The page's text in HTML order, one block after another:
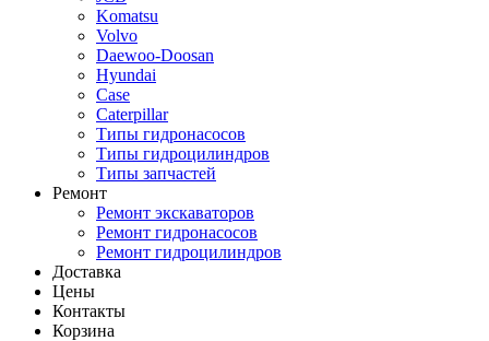
Komatsu
Volvo
Daewoo-Doosan
Hyundai
Case
Caterpillar
Типы гидронасосов
Типы гидроцилиндров
Типы запчастей
Ремонт
Ремонт экскаваторов
Ремонт гидронасосов
Ремонт гидроцилиндров
Доставка
Цены
Контакты
Корзина